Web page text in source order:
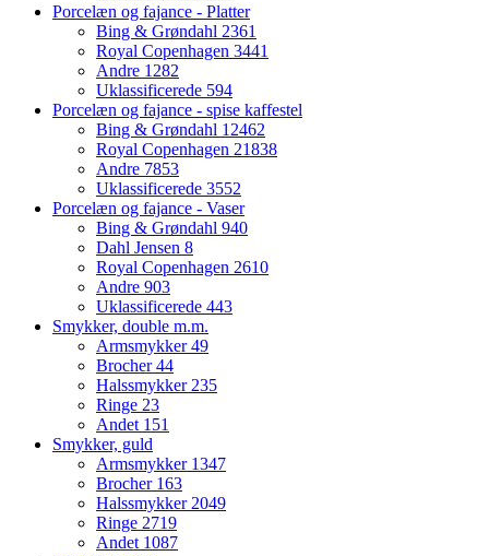
Porcelæn og fajance - Platter
Bing & Grøndahl 2361
Royal Copenhagen 3441
Andre 1282
Uklassificerede 594
Porcelæn og fajance - spise kaffestel
Bing & Grøndahl 12462
Royal Copenhagen 21838
Andre 7853
Uklassificerede 3552
Porcelæn og fajance - Vaser
Bing & Grøndahl 940
Dahl Jensen 8
Royal Copenhagen 2610
Andre 903
Uklassificerede 443
Smykker, double m.m.
Armsmykker49
Brocher44
Halssmykker235
Ringe 23
Andet 151
Smykker, guld
Armsmykker 1347
Brocher 163
Halssmykker2049
Ringe 2719
Andet 1087